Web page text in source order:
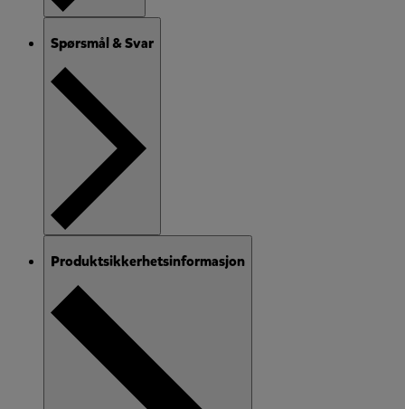
Spørsmål & Svar
Produktsikkerhetsinformasjon